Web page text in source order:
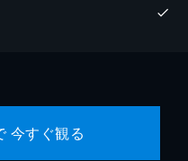
今すぐ観る